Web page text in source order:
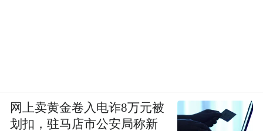
网上卖黄金卷入电诈8万元被
划扣，驻马店市公安局称新